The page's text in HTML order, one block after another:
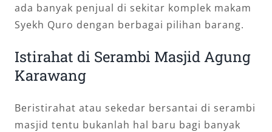
ada banyak penjual di sekitar komplek makam
Syekh Quro dengan berbagai pilihan barang.
Istirahat di Serambi Masjid Agung
Karawang
Beristirahat atau sekedar bersantai di serambi
masjid tentu bukanlah hal baru bagi banyak